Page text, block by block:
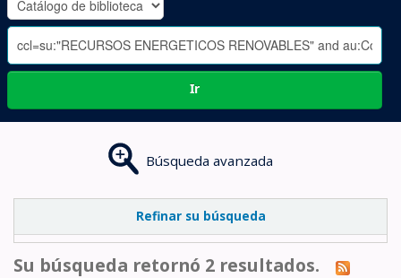
-
Ir
Búsqueda avanzada
Refinar su búsqueda
Su búsqueda retornó 2 resultados.